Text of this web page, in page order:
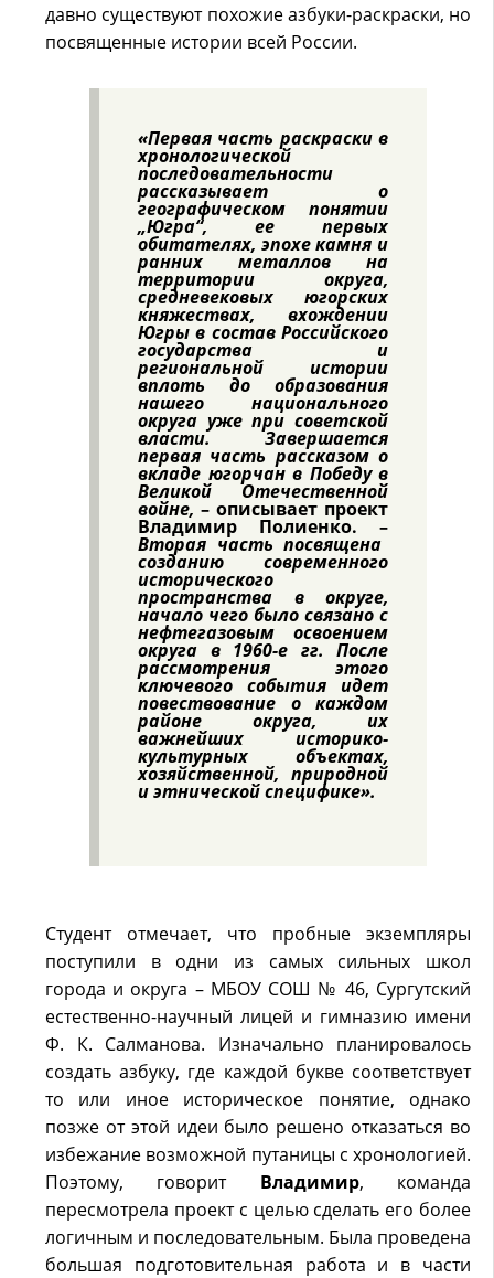
давно существуют похожие азбуки-раскраски, но
посвященные истории всей России.
«Первая часть раскраски в
хронологической
последовательности
рассказывает о
географическом понятии
„Югра“, еe первых
обитателях, эпохе камня и
ранних металлов на
территории округа,
средневековых югорских
княжествах, вхождении
Югры в состав Российского
государства и
региональной истории
вплоть до образования
нашего национального
округа уже при советской
власти. Завершается
первая часть рассказом о
вкладе югорчан в Победу в
Великой Отечественной
войне, – описывает проект
Владимир Полиенко. –
Вторая часть посвящена
созданию современного
исторического
пространства в округе,
начало чего было связано с
нефтегазовым освоением
округа в 1960-е гг. После
рассмотрения этого
ключевого события идeт
повествование о каждом
районе округа, их
важнейших историко-
культурных объектах,
хозяйственной, природной
и этнической специфике».
Студент отмечает, что пробные экземпляры
поступили в одни из самых сильных школ
города и округа – МБОУ СОШ № 46, Сургутский
естественно-научный лицей и гимназию имени
Ф. К. Салманова. Изначально планировалось
создать азбуку, где каждой букве соответствует
то или иное историческое понятие, однако
позже от этой идеи было решено отказаться во
избежание возможной путаницы с хронологией.
Поэтому, говорит Владимир, команда
пересмотрела проект с целью сделать его более
логичным и последовательным. Была проведена
большая подготовительная работа и в части